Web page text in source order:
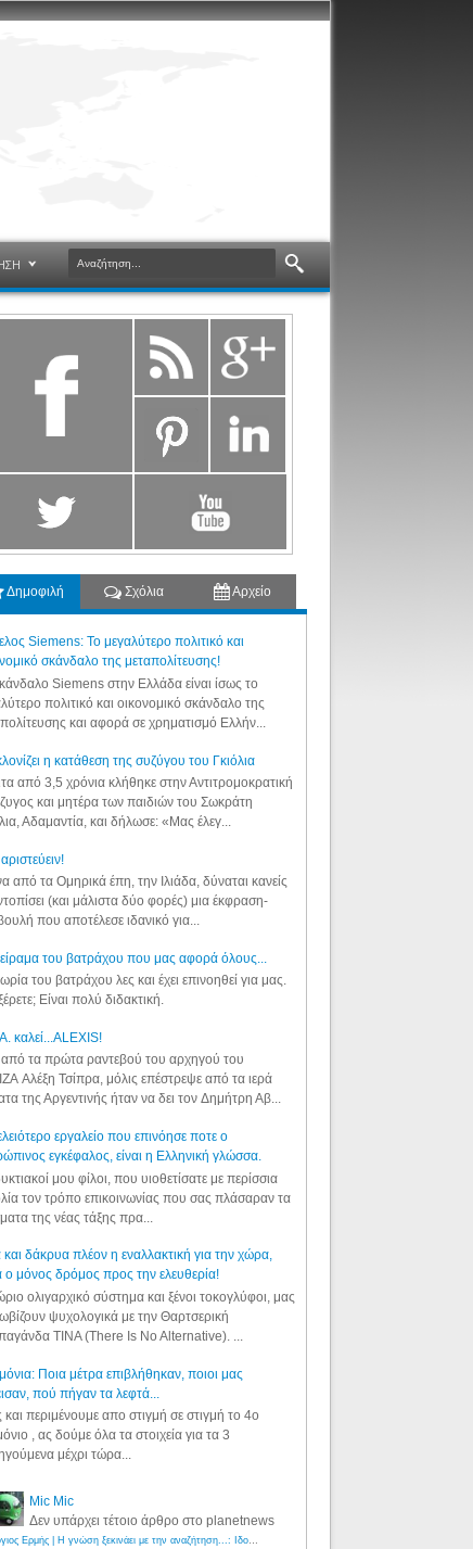
Δημοφιλή Σχόλια Αρχείο
Siemens: Το μεγαλύτερο πολιτικό και
σκάνδαλο της μεταπολίτευσης!
Siemens στην Ελλάδα είναι ίσως το
πολιτικό και οικονομικό σκάνδαλο της
και αφορά σε χρηματισμό Ελλήν...
η κατάθεση της συζύγου του Γκιόλια
από 3,5 χρόνια κλήθηκε στην Αντιτρομοκρατική
και μητέρα των παιδιών του Σωκράτη
Αδαμαντία, και δήλωσε: «Μας έλεγ...
από τα Ομηρικά έπη, την Ιλιάδα, δύναται κανείς
(και μάλιστα δύο φορές) μια έκφραση-
που αποτέλεσε ιδανικό για...
του βατράχου που μας αφορά όλους...
του βατράχου λες και έχει επινοηθεί για μας.
Είναι πολύ διδακτική.
καλεί...ALEXIS!
τα πρώτα ραντεβού του αρχηγού του
Αλέξη Τσίπρα, μόλις επέστρεψε από τα ιερά
της Αργεντινής ήταν να δει τον Δημήτρη Αβ...
εργαλείο που επινόησε ποτε ο
εγκέφαλος, είναι η Ελληνική γλώσσα.
μου φίλοι, που υιοθετίσατε με περίσσια
τον τρόπο επικοινωνίας που σας πλάσαραν τα
της νέας τάξης πρα...
και δάκρυα πλέον η εναλλακτική για την χώρα,
ο μόνος δρόμος προς την ελευθερία!
ολιγαρχικό σύστημα και ξένοι τοκογλύφοι, μας
ψυχολογικά με την Θαρτσερική
TINA (There Is No Alternative). ...
Ποια μέτρα επιβλήθηκαν, ποιοι μας
πού πήγαν τα λεφτά...
και περιμένουμε απο στιγμή σε στιγμή το 4ο
, ας δούμε όλα τα στοιχεία για τα 3
μέχρι τώρα...
Mic Mic
Δεν υπάρχει τέτοιο άρθρο στο planetnews
Λόγιος Ερμής | Η γνώση ξεκινάει με την αναζήτηση...: Ιδού οι 18 που χρωστούν 11 δις ευρώ!